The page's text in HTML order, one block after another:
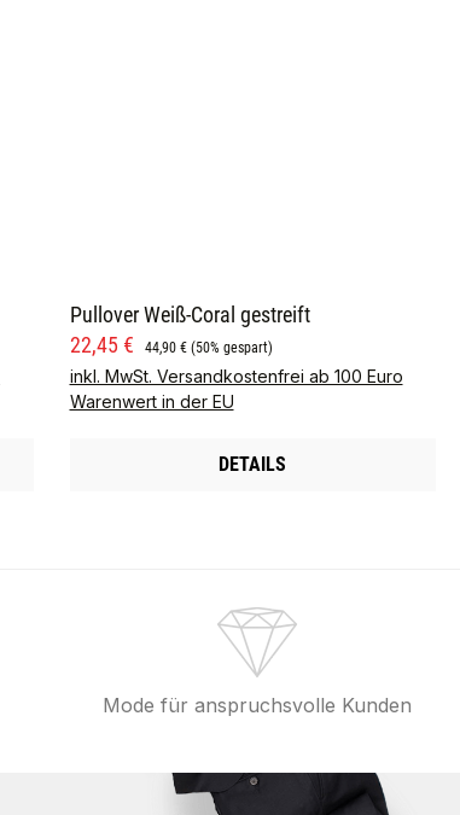
Pullover Weiß-Coral gestreift
Verkaufspreis:
22,45 € Regulärer Preis:
44,90 € (50% gespart)
inkl. MwSt. Versandkostenfrei ab 100 Euro
Warenwert in der EU
DETAILS
Mode für anspruchsvolle Kunden